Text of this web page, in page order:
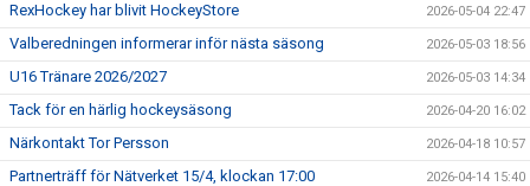
RexHockey har blivit HockeyStore 2026-05-04 22:47
Valberedningen informerar inför nästa säsong 2026-05-03 18:56
U16 Tränare 2026/2027 2026-05-03 14:34
Tack för en härlig hockeysäsong 2026-04-20 16:02
Närkontakt Tor Persson 2026-04-18 10:57
Partnerträff för Nätverket 15/4, klockan 17:00 2026-04-14 15:40